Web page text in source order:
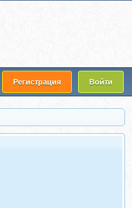
Регистрация Войти